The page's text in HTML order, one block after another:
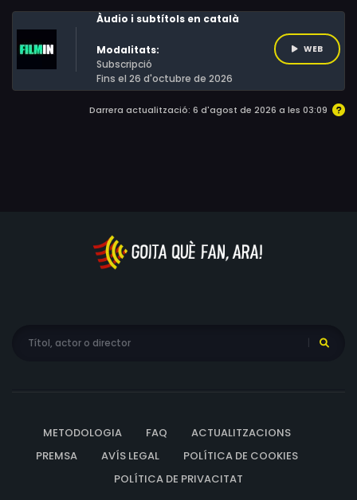
pas del temps, la confusió va prenent forma en les
seves consciències. Els sentiments es barregen i a poc a
poc es van fent més obscurs i cruels.
Àudio i subtítols en català
Modalitats:
Subscripció
Fins el 26 d'octubre de 2026
WEB
Darrera actualització: 6 d'agost de 2026 a les 03:09
METODOLOGIA FAQ
ACTUALITZACIONS
PREMSA
AVÍS LEGAL
POLÍTICA DE COOKIES
POLÍTICA DE PRIVACITAT